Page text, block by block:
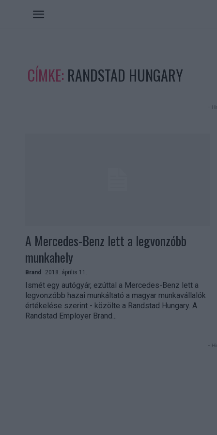
CÍMKE: RANDSTAD HUNGARY
-
A Mercedes-Benz lett a legvonzóbb
munkahely
Brand 2018. április 11.
Ismét egy autógyár, ezúttal a Mercedes-Benz lett a
legvonzóbb hazai munkáltató a magyar munkavállalók
értékelése szerint - közölte a Randstad Hungary. A
Randstad Employer Brand...
-